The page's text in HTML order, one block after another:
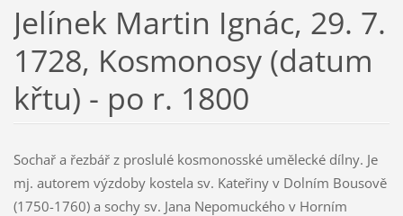
Jelínek Martin Ignác, 29. 7.
1728, Kosmonosy (datum
křtu) - po r. 1800
Sochař a řezbář z proslulé kosmonosské umělecké dílny. Je
mj. autorem výzdoby kostela sv. Kateřiny v Dolním Bousově
(1750-1760) a sochy sv. Jana Nepomuckého v Horním